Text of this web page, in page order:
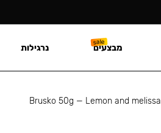
Brusko 50g — Lemon and melissa
מבצעים נרגילות